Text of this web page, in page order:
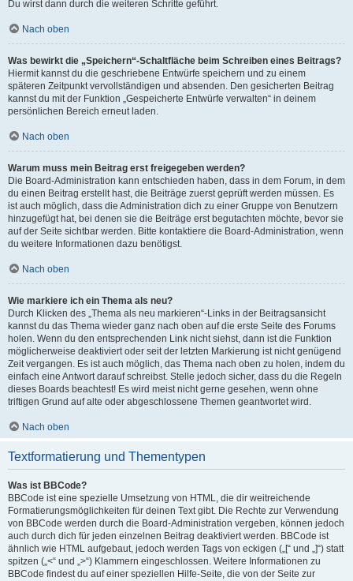
Du wirst dann durch die weiteren Schritte geführt.
Nach oben
Was bewirkt die „Speichern“-Schaltfläche beim Schreiben eines Beitrags?
Hiermit kannst du die geschriebene Entwürfe speichern und zu einem
späteren Zeitpunkt vervollständigen und absenden. Den gesicherten Beitrag
kannst du mit der Funktion „Gespeicherte Entwürfe verwalten“ in deinem
persönlichen Bereich erneut laden.
Nach oben
Warum muss mein Beitrag erst freigegeben werden?
Die Board-Administration kann entschieden haben, dass in dem Forum, in dem
du einen Beitrag erstellt hast, die Beiträge zuerst geprüft werden müssen. Es
ist auch möglich, dass die Administration dich zu einer Gruppe von Benutzern
hinzugefügt hat, bei denen sie die Beiträge erst begutachten möchte, bevor sie
auf der Seite sichtbar werden. Bitte kontaktiere die Board-Administration, wenn
du weitere Informationen dazu benötigst.
Nach oben
Wie markiere ich ein Thema als neu?
Durch Klicken des „Thema als neu markieren“-Links in der Beitragsansicht
kannst du das Thema wieder ganz nach oben auf die erste Seite des Forums
holen. Wenn du den entsprechenden Link nicht siehst, dann ist die Funktion
möglicherweise deaktiviert oder seit der letzten Markierung ist nicht genügend
Zeit vergangen. Es ist auch möglich, das Thema nach oben zu holen, indem du
einfach eine Antwort darauf schreibst. Stelle jedoch sicher, dass du die Regeln
dieses Boards beachtest! Es wird meist nicht gerne gesehen, wenn ohne
triftigen Grund auf alte oder abgeschlossene Themen geantwortet wird.
Nach oben
Textformatierung und Thementypen
Was ist BBCode?
BBCode ist eine spezielle Umsetzung von HTML, die dir weitreichende
Formatierungsmöglichkeiten für deinen Text gibt. Die Rechte zur Verwendung
von BBCode werden durch die Board-Administration vergeben, können jedoch
auch durch dich für jeden einzelnen Beitrag deaktiviert werden. BBCode ist
ähnlich wie HTML aufgebaut, jedoch werden Tags von eckigen („[“ und „]“) statt
spitzen („<“ und „>“) Klammern eingeschlossen. Weitere Informationen zu
BBCode findest du auf einer speziellen Hilfe-Seite, die von der Seite zur